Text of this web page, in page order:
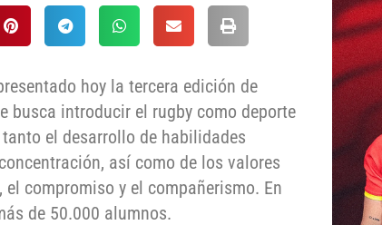
hoy la tercera edición de
busca introducir el rugby como deporte
el desarrollo de habilidades
así como de los valores
compromiso y el compañerismo. En
de 50.000 alumnos.